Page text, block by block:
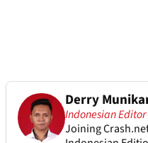
Derry
Indonesian Editor
Joining